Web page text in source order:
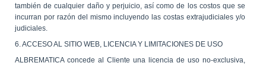
también de cualquier daño y perjuicio, así como de los costos que se
incurran por razón del mismo incluyendo las costas extrajudiciales y/o
judiciales.
6. ACCESO AL SITIO WEB, LICENCIA Y LIMITACIONES DE USO
ALBREMATICA concede al Cliente una licencia de uso no-exclusiva,